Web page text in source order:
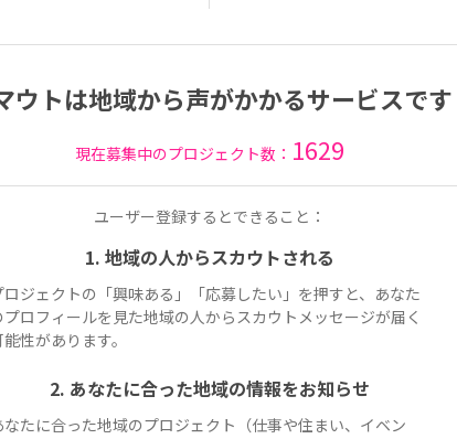
ウトは地域から声がかかるサービスです
現在募集中のプロジェクト数： 1629
ユーザー登録するとできること：
1. 地域の人からスカウトされる
ロジェクトの「興味ある」「応募したい」を押すと、あなた
プロフィールを見た地域の人からスカウトメッセージが届く
性があります。
2. あなたに合った地域の情報をお知らせ
なたに合った地域のプロジェクト（仕事や住まい、イベン